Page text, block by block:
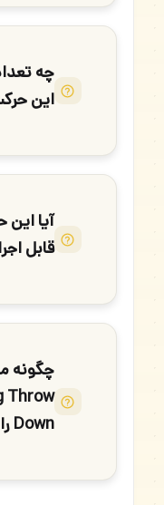
چه
این
آیا این
قابل
چگونه
Throw
Down را حفظ کرد؟